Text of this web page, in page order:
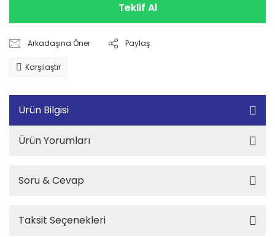
Teklif Al
Arkadaşına Öner Paylaş
Karşılaştır
Ürün Bilgisi
Ürün Yorumları
Soru & Cevap
Taksit Seçenekleri